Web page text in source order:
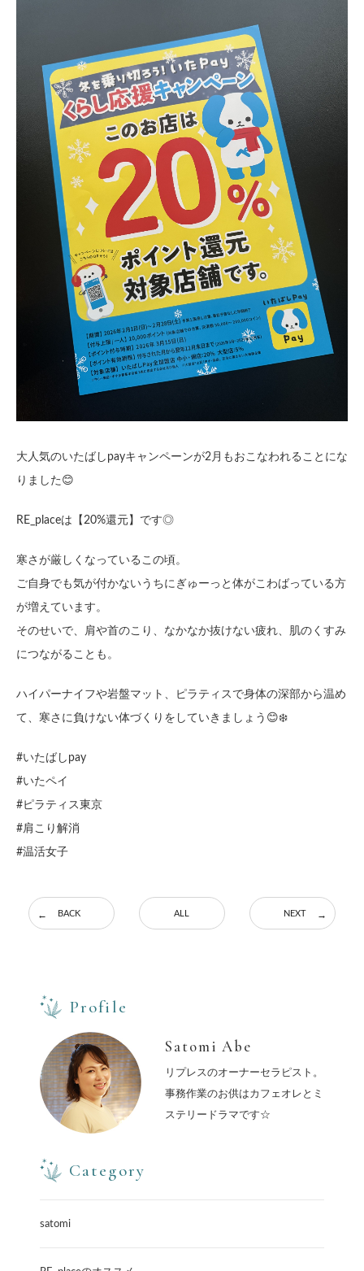
大人気のいたばしpayキャンペーンが2月もおこなわれることにな
りました😊
RE_placeは【20%還元】です◎
寒さが厳しくなっているこの頃。
ご自身でも気が付かないうちにぎゅーっと体がこわばっている方
が増えています。
そのせいで、肩や首のこり、なかなか抜けない疲れ、肌のくすみ
につながることも。
ハイパーナイフや岩盤マット、ピラティスで身体の深部から温め
て、寒さに負けない体づくりをしていきましょう😊❄️
#いたばしpay
#いたペイ
#ピラティス東京
#肩こり解消
#温活女子
BACK ALL NEXT
Profile
Satomi Abe
リプレスのオーナーセラピスト。
事務作業のお供はカフェオレとミ
ステリードラマです☆
Category
satomi